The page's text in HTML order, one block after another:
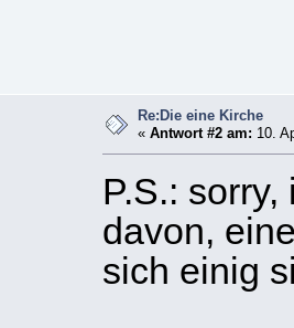
Re:Die eine Kirche
«Antwort #2 am: 10.
P.S.:
davon,
sich einig